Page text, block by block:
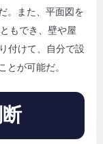
。また、平面図を
もでき、壁や屋
付けて、自分で設
とが可能だ。